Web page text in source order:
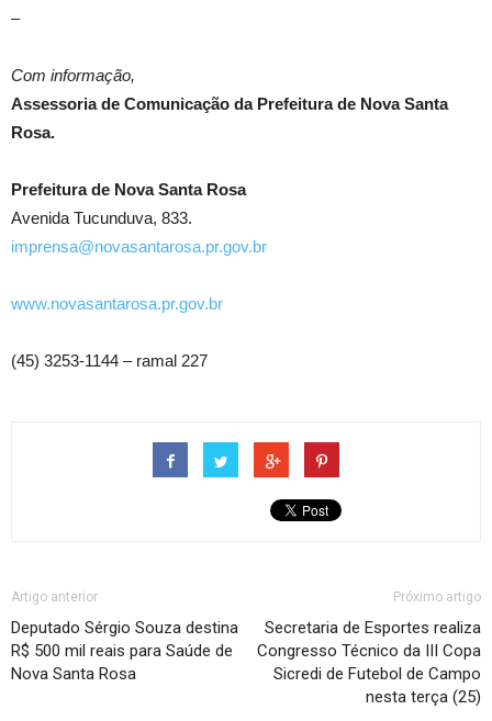
–
Com informação,
Assessoria de Comunicação da Prefeitura de Nova Santa
Rosa.
Prefeitura de Nova Santa Rosa
Avenida Tucunduva, 833.
imprensa@novasantarosa.pr.gov.br
www.novasantarosa.pr.gov.br
(45) 3253-1144 – ramal 227
Artigo anterior
Deputado Sérgio Souza destina
R$ 500 mil reais para Saúde de
Nova Santa Rosa
Próximo artigo
Secretaria de Esportes realiza
Congresso Técnico da III Copa
Sicredi de Futebol de Campo
nesta terça (25)